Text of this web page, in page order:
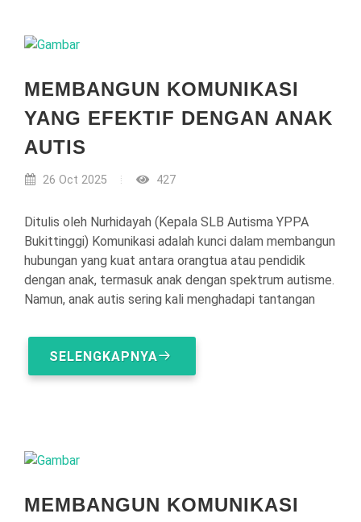
MEMBANGUN KOMUNIKASI
YANG EFEKTIF DENGAN ANAK
AUTIS
26 Oct 2025 427
Ditulis oleh Nurhidayah (Kepala SLB Autisma YPPA
Bukittinggi) Komunikasi adalah kunci dalam membangun
hubungan yang kuat antara orangtua atau pendidik
dengan anak, termasuk anak dengan spektrum autisme.
Namun, anak autis sering kali menghadapi tantangan
SELENGKAPNYA
MEMBANGUN KOMUNIKASI